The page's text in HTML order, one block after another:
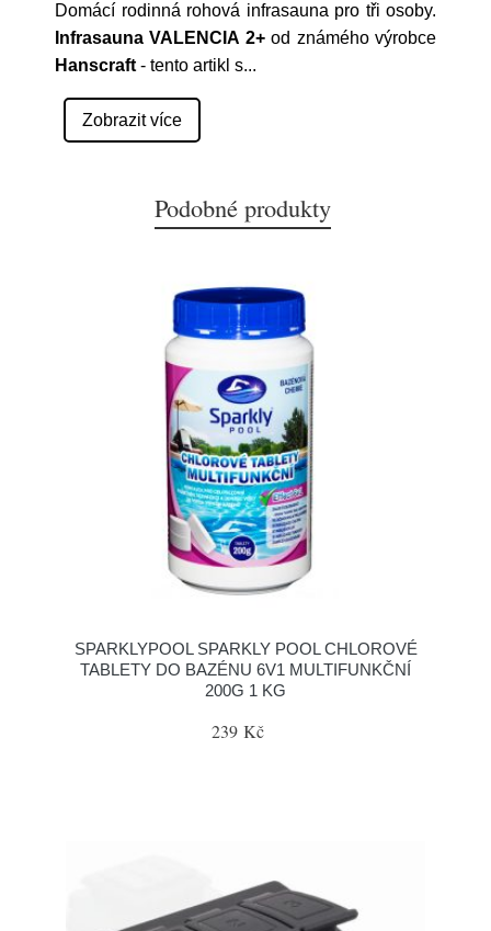
Domácí rodinná rohová infrasauna pro tři osoby.
Infrasauna VALENCIA 2+od známého výrobce
Hanscraft - tento artikl s...
Zobrazit více
Podobné produkty
SPARKLYPOOL SPARKLY POOL CHLOROVÉ
TABLETY DO BAZÉNU 6V1 MULTIFUNKČNÍ
200G 1 KG
239 Kč